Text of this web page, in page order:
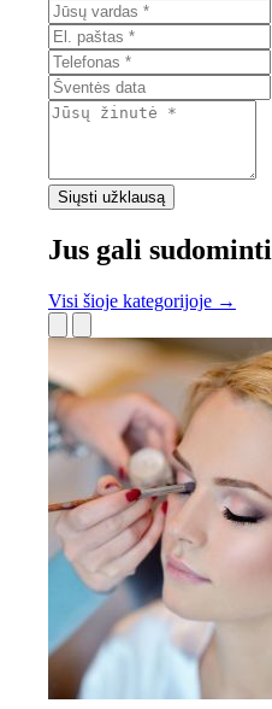
Siųsti užklausą
Jus gali sudominti
Visi šioje kategorijoje →